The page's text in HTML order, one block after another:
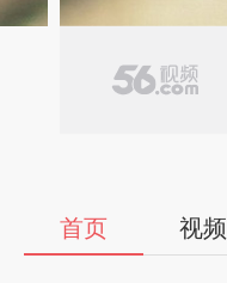
首页 视频